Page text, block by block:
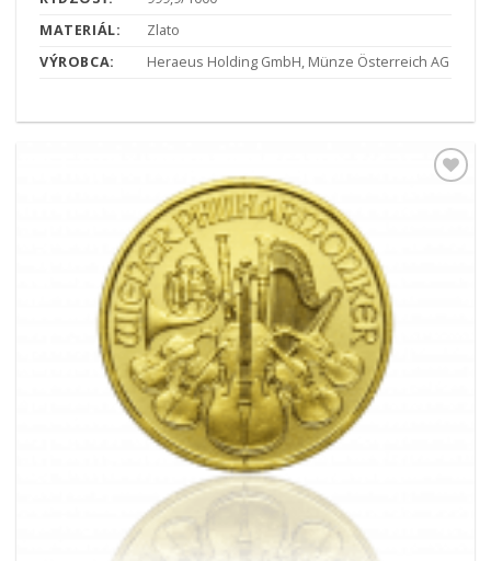
MATERIÁL:
Zlato
VÝROBCA:
Heraeus Holding GmbH, Münze Österreich AG